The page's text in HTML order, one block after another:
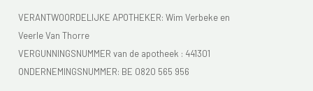
VERANTWOORDELIJKE APOTHEKER: Wim Verbeke en
Veerle Van Thorre
VERGUNNINGSNUMMER van de apotheek : 441301
ONDERNEMINGSNUMMER: BE 0820 565 956